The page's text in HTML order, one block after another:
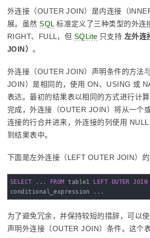
外连接（OUTER JOIN）是内连接（
展。虽然 SQL标准定义了三种类型的外连
RIGHT、FULL，但 SQLite 只支持 左外连
JOIN）。
外连接（OUTER JOIN）声明条件的方法
JOIN）是相同的，使用 ON、USING 或
表达。最初的结果表以相同的方式进行计
完成，外连接（OUTER JOIN）将从一个
连接的行合并进来，外连接的列使用
到结果表中。
下面是左外连接（LEFT OUTER JOIN）的
SELECT ... FROM table1 LEFT OUTER JOIN
conditional_expression ...
为了避免冗余，并保持较短的措辞，可以
声明外连接（OUTER JOIN）条件。这个